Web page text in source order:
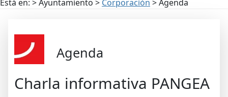
Está en: > Ayuntamiento > Corporación > Agenda
Agenda
Charla informativa PANGEA